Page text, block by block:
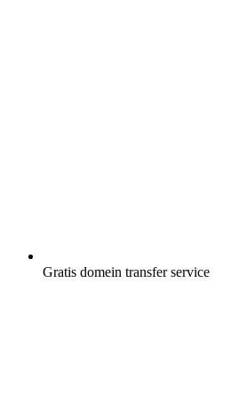
Gratis domein transfer service